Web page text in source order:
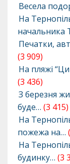
Весела
На
начальника
Печатки,
(3 909)
На пляжі
(3 436)
З березня
буде… (3 415)
На
пожежа на…
На
будинку… (3